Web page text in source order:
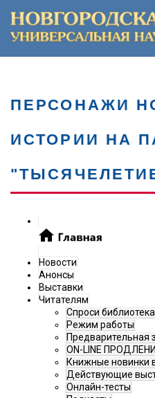
ПЕРСОНАЖИ
ИСТОРИИ НА
Новости
Анонсы
Выставки
Читателям
Спроси
Режим работы
Предварительная
ON-LINE
Книжные новинки
Действующие
Онлайн-тесты